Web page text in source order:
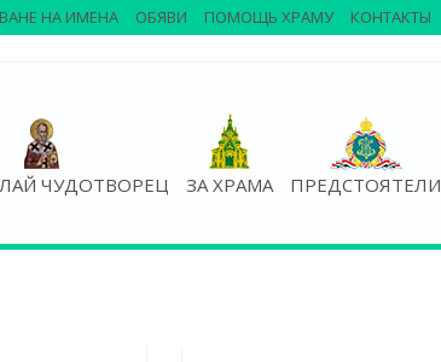
ЧУДОТВОРЕЦ ЗА ХРАМА ПРЕДСТОЯТЕЛИ
НА ИМЕНА ОБЯВИ ПОМОЩЬ ХРАМУ КОНТАКТЫ